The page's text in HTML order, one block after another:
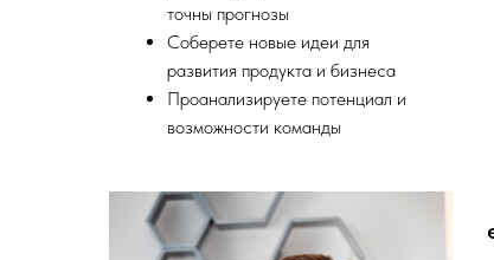
точны прогнозы
Соберете новые идеи для
развития продукта и бизнеса
Проанализируете потенциал и
возможности команды